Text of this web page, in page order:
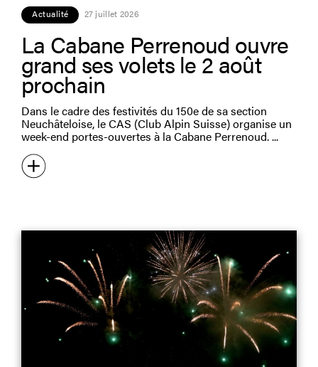
Actualité 27 juillet 2026
La Cabane Perrenoud ouvre
grand ses volets le 2 août
prochain
Dans le cadre des festivités du 150e de sa section
Neuchâteloise, le CAS (Club Alpin Suisse) organise un
week-end portes-ouvertes à la Cabane Perrenoud.